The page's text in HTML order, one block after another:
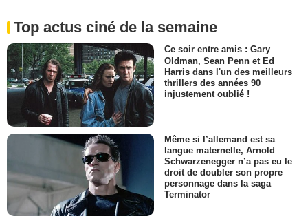
Top actus ciné de la semaine
Ce soir entre amis : Gary
Oldman, Sean Penn et Ed
Harris dans l'un des meilleurs
thrillers des années 90
injustement oublié !
Même si l’allemand est sa
langue maternelle, Arnold
Schwarzenegger n’a pas eu le
droit de doubler son propre
personnage dans la saga
Terminator